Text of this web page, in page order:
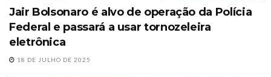
Jair Bolsonaro é alvo de operação da Polícia
Federal e passará a usar tornozeleira
eletrônica
18 DE JULHO DE 2025